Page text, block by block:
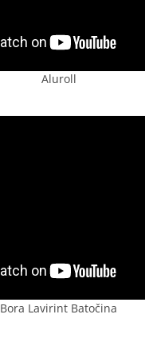
Aluroll
Bora Lavirint Batočina